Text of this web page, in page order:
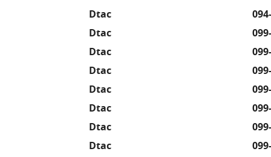
Dtac
Dtac
Dtac
Dtac
Dtac
Dtac
Dtac
Dtac